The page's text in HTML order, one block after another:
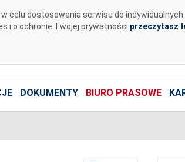
dostosowania serwisu do
i o ochronie Twojej prywatności przeczytasz
DOKUMENTY BIURO PRASOWE